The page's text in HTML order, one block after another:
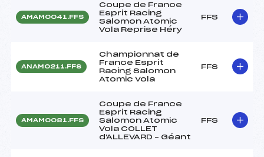
AMAM0041.FFS
Coupe de France
Esprit Racing
Salomon Atomic
Vola Reprise Héry
FFS
ANAM0211.FFS
Championnat de
France Esprit
Racing Salomon
Atomic Vola
FFS
AMAM0081.FFS
Coupe de France
Esprit Racing
Salomon Atomic
Vola COLLET
d'ALLEVARD – Géant
FFS